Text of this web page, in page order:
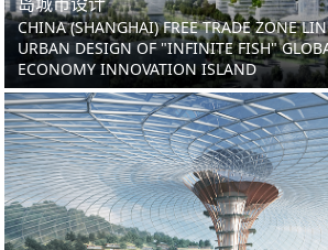
CHINA (SHANGHAI) FREE TRADE ZONE
URBAN DESIGN OF "INFINITE FISH"
ECONOMY INNOVATION ISLAND